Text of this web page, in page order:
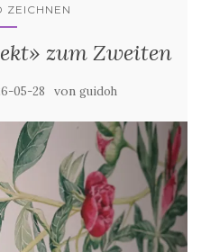
ZEICHNEN
zum Zweiten
05-28 von guidoh